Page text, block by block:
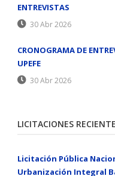
ENTREVISTAS
30 Abr 2026
CRONOGRAMA DE
UPEFE
30 Abr 2026
LICITACIONES
Licitación Pública
Urbanización Integral